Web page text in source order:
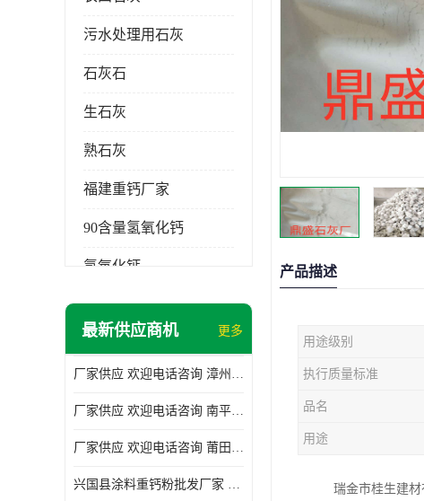
污水处理用石灰
石灰石
生石灰
熟石灰
福建重钙厂家
90含量氢氧化钙
氢氧化钙
氧化钙
最新供应商机 更多
厂家供应 欢迎电话咨询 漳州活性重钙粉
厂家供应 欢迎电话咨询 南平活性重钙粉批发厂
厂家供应 欢迎电话咨询 莆田高白度重钙粉厂家
兴国县涂料重钙粉批发厂家 厂家供应 欢迎电话咨询
产品描述
用途级别
执行质量标准
品名
用途
瑞金市桂生建